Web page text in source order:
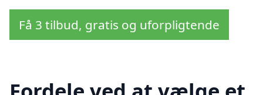
Få 3 tilbud, gratis og uforpligtende